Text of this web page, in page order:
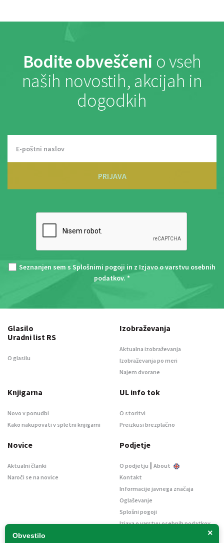
Bodite obveščeni o vseh
naših novostih, akcijah in
dogodkih
PRIJAVA
Seznanjen sem s Splošnimi pogoji in z Izjavo o varstvu osebnih
podatkov. *
×
Obvestilo
Glasilo
Uradni list RS
O glasilu
Izobraževanja
Aktualna izobraževanja
Izobraževanja po meri
Najem dvorane
Knjigarna
Novo v ponudbi
Kako nakupovati v spletni knjigarni
UL info tok
O storitvi
Preizkusi brezplačno
Novice
Aktualni članki
Naroči se na novice
Podjetje
O podjetju | About
Kontakt
Informacije javnega značaja
Oglaševanje
Splošni pogoji
Izjava o varstvu osebnih podatkov